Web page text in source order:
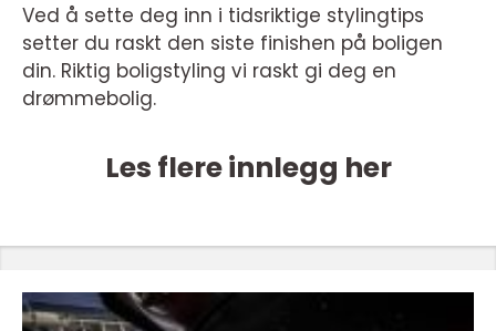
Ved å sette deg inn i tidsriktige stylingtips
setter du raskt den siste finishen på boligen
din. Riktig boligstyling vi raskt gi deg en
drømmebolig.
Les flere innlegg her